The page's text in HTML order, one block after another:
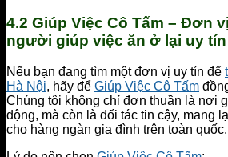
4.2 Giúp Việc Cô Tấm – Đơn
người giúp việc ăn ở lại uy
Nếu bạn đang tìm một đơn vị uy tín để
Hà Nội, hãy để Giúp Việc Cô Tấm
Chúng tôi không chỉ đơn thuần là nơi
động, mà còn là đối tác tin cậy, mang
cho hàng ngàn gia đình trên toàn quốc.